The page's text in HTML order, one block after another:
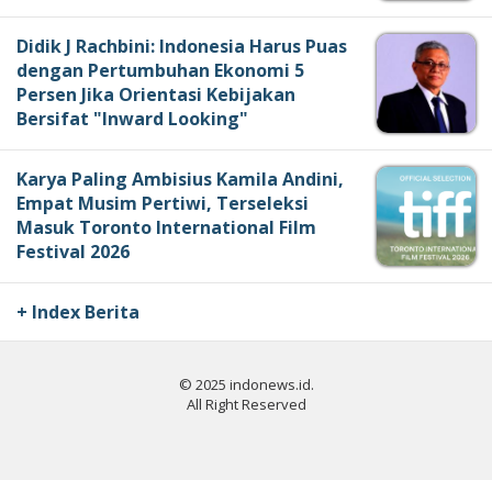
Didik J Rachbini: Indonesia Harus Puas
dengan Pertumbuhan Ekonomi 5
Persen Jika Orientasi Kebijakan
Bersifat "Inward Looking"
Karya Paling Ambisius Kamila Andini,
Empat Musim Pertiwi, Terseleksi
Masuk Toronto International Film
Festival 2026
+ Index Berita
© 2025 indonews.id.
All Right Reserved